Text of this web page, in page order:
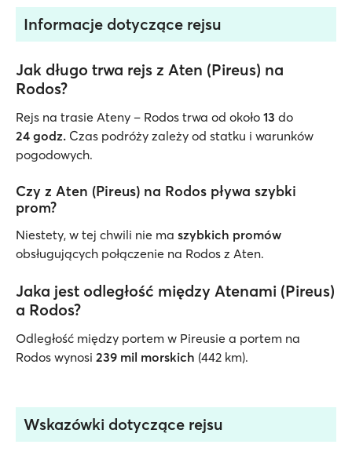
Informacje dotyczące rejsu
Jak długo trwa rejs z Aten (Pireus) na
Rodos?
Rejs na trasie Ateny – Rodos trwa od około 13 do
24 godz. Czas podróży zależy od statku i warunków
pogodowych.
Czy z Aten (Pireus) na Rodos pływa szybki
prom?
Niestety, w tej chwili nie ma szybkich promów
obsługujących połączenie na Rodos z Aten.
Jaka jest odległość między Atenami (Pireus)
a Rodos?
Odległość między portem w Pireusie a portem na
Rodos wynosi 239 mil morskich (442 km).
Wskazówki dotyczące rejsu